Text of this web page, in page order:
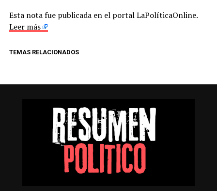
Esta nota fue publicada en el portal LaPolíticaOnline.
Leer más
TEMAS RELACIONADOS